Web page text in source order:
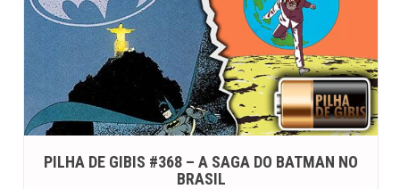
PILHA DE GIBIS #368 – A SAGA DO BATMAN NO
BRASIL